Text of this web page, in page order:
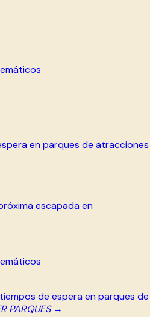
en parques de atracciones
escapada en
de espera en parques de
PARQUES →